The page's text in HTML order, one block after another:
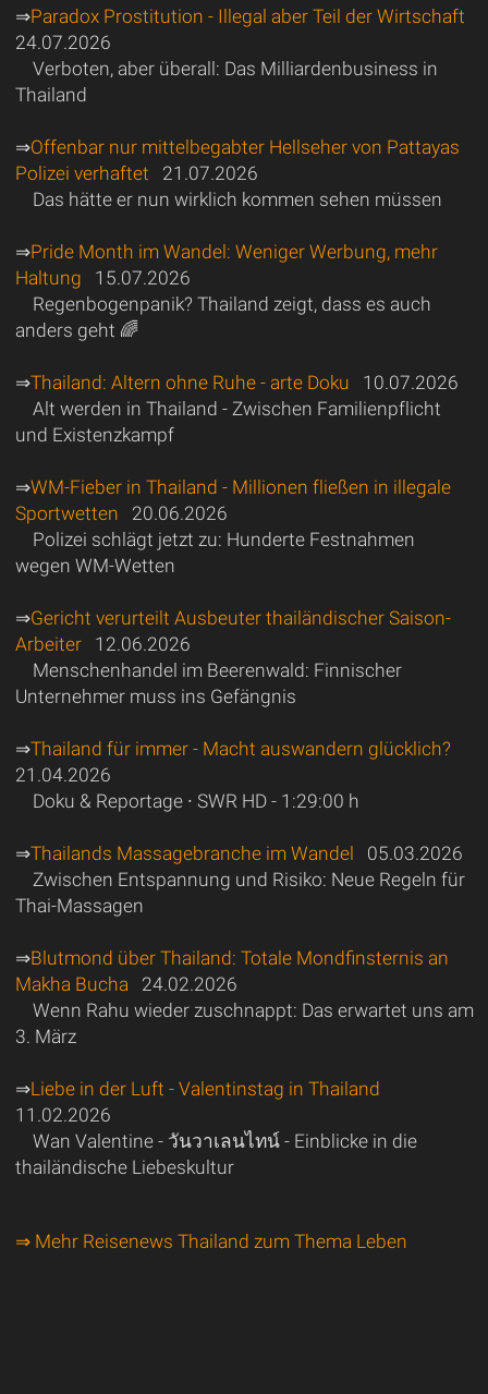
⇒Paradox Prostitution - Illegal aber Teil der Wirtschaft
24.07.2026
Verboten, aber überall: Das Milliardenbusiness in
Thailand
⇒Offenbar nur mittelbegabter Hellseher von Pattayas
Polizei verhaftet 21.07.2026
Das hätte er nun wirklich kommen sehen müssen
⇒Pride Month im Wandel: Weniger Werbung, mehr
Haltung 15.07.2026
Regenbogenpanik? Thailand zeigt, dass es auch
anders geht 🌈
⇒Thailand: Altern ohne Ruhe - arte Doku 10.07.2026
Alt werden in Thailand - Zwischen Familienpflicht
und Existenzkampf
⇒WM-Fieber in Thailand - Millionen fließen in illegale
Sportwetten 20.06.2026
Polizei schlägt jetzt zu: Hunderte Festnahmen
wegen WM-Wetten
⇒Gericht verurteilt Ausbeuter thailändischer Saison-
Arbeiter12.06.2026
Menschenhandel im Beerenwald: Finnischer
Unternehmer muss ins Gefängnis
⇒Thailand für immer - Macht auswandern glücklich?
21.04.2026
Doku & Reportage ∙ SWR HD - 1:29:00 h
⇒Thailands Massagebranche im Wandel 05.03.2026
Zwischen Entspannung und Risiko: Neue Regeln für
Thai-Massagen
⇒Blutmond über Thailand: Totale Mondfinsternis an
Makha Bucha 24.02.2026
Wenn Rahu wieder zuschnappt: Das erwartet uns am
3. März
⇒Liebe in der Luft - Valentinstag in Thailand
11.02.2026
Wan Valentine - วันวาเลนไทน์ - Einblicke in die
thailändische Liebeskultur
⇒ Mehr Reisenews Thailand zum Thema Leben